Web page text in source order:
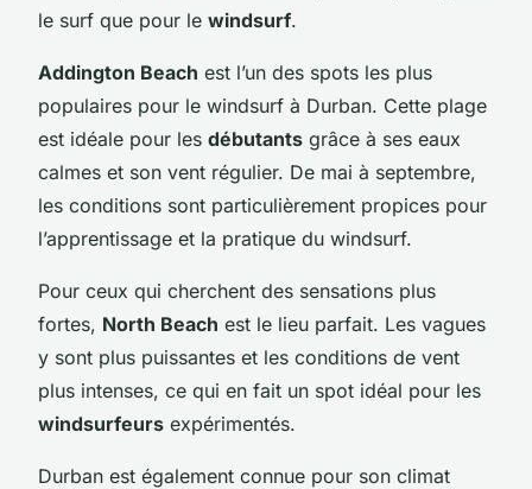
le surf que pour le windsurf.
Addington Beach est l’un des spots les plus
populaires pour le windsurf à Durban. Cette plage
est idéale pour les débutants grâce à ses eaux
calmes et son vent régulier. De mai à septembre,
les conditions sont particulièrement propices pour
l’apprentissage et la pratique du windsurf.
Pour ceux qui cherchent des sensations plus
fortes, North Beach est le lieu parfait. Les vagues
y sont plus puissantes et les conditions de vent
plus intenses, ce qui en fait un spot idéal pour les
windsurfeurs expérimentés.
Durban est également connue pour son climat